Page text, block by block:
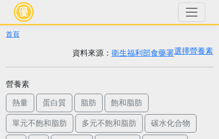
首頁
選擇營養素
資料來源： 衛生福利部食藥署
營養素
熱量 蛋白質 脂肪 飽和脂肪
單元不飽和脂肪 多元不飽和脂肪 碳水化合物